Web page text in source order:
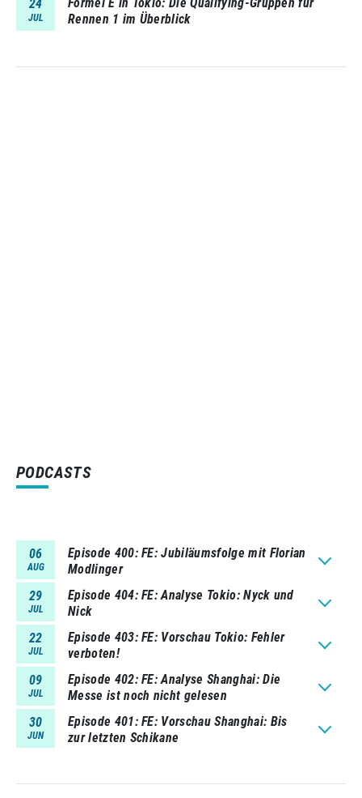
24
JUL
Rennen 1 im Überblick
PODCASTS
06
AUG
Episode 400 FE: Jubiläumsfolge mit Florian
Modlinger
29
JUL
Episode 404 FE: Analyse Tokio: Nyck und
Nick
22
JUL
Episode 403 FE: Vorschau Tokio: Fehler
verboten!
09
JUL
Episode 402 FE: Analyse Shanghai: Die
Messe ist noch nicht gelesen
30
JUN
Episode 401 FE: Vorschau Shanghai: Bis
zur letzten Schikane